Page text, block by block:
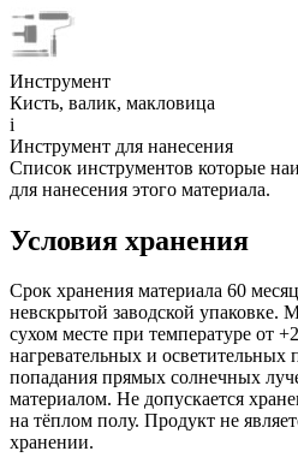
Инструмент
Кисть, валик, макловица
i
Инструмент для нанесения
Список инструментов которые
для нанесения этого материала.
Условия хранения
Срок хранения материала 60
невскрытой заводской упаковке.
сухом месте при температуре от
нагревательных и осветительных
попадания прямых солнечных
материалом. Не допускается
на тёплом полу. Продукт не
хранении.